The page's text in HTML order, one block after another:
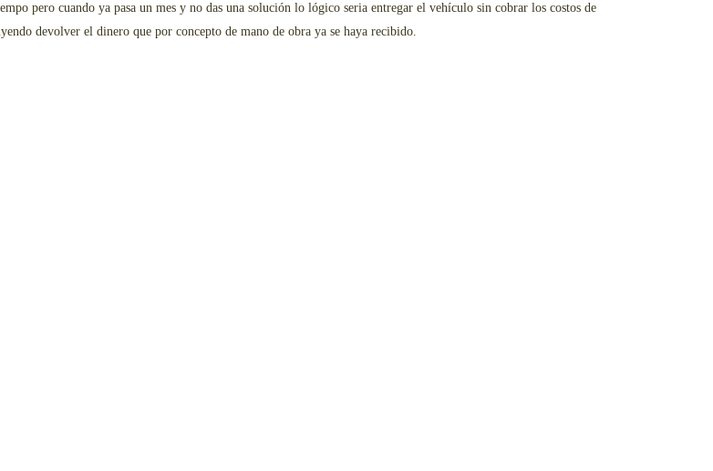
pero cuando ya pasa un mes y no das una solución lo lógico seria entregar el vehículo sin cobrar los costos de
devolver el dinero que por concepto de mano de obra ya se haya recibido.